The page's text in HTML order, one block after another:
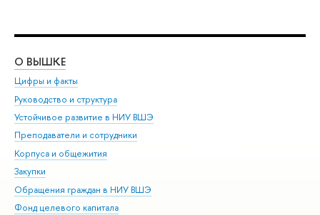
О ВЫШКЕ
Цифры и факты
Руководство и структура
Устойчивое развитие в НИУ ВШЭ
Преподаватели и сотрудники
Корпуса и общежития
Закупки
Обращения граждан в НИУ ВШЭ
Фонд целевого капитала